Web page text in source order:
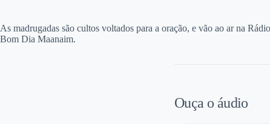
As madrugadas são cultos voltados para a oração, e vão ao ar na
Bom Dia Maanaim.
Ouça o áudio